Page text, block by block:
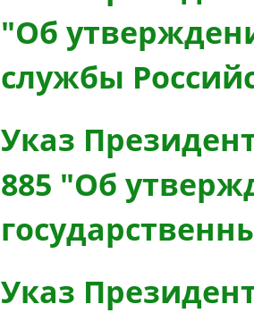
"Об
службы
Указ
885 "Об
Указ